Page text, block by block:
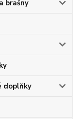
brašny
doplňky